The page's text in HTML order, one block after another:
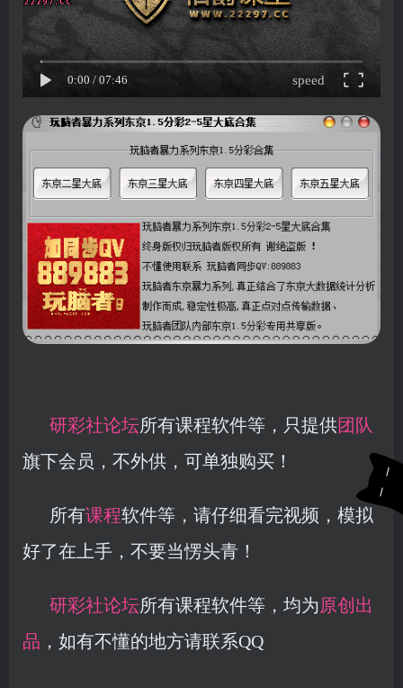
0:00 / 07:46 speed
研彩社论坛所有课程软件等，只提供团队
旗下会员，不外供，可单独购买！
所有课程软件等，请仔细看完视频，模拟
好了在上手，不要当愣头青！
研彩社论坛所有课程软件等，均为原创出
品 ，如有不懂的地方请联系QQ